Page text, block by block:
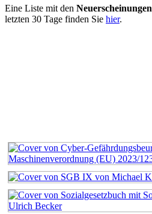
Eine Liste mit den Neuerscheinungen
letzten 30 Tage finden Sie hier.